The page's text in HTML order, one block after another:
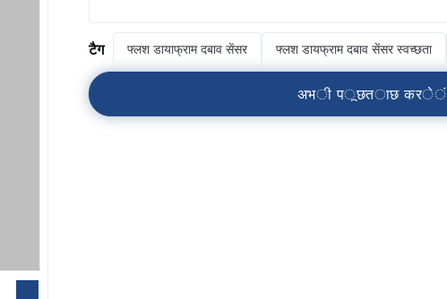
टैग फ्लश डायाफ्राम दबाव सेंसर फ्लश डायफ्राम दबाव सेंसर स्वच्छता
अभी पूछताछ करें